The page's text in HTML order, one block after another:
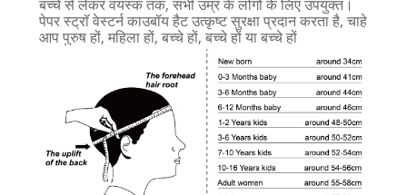
बच्चे से लेकर वयस्क तक, सभी उम्र के लोगों के लिए उपयुक्त।
पेपर स्ट्रॉ वेस्टर्न काउबॉय हैट उत्कृष्ट सुरक्षा प्रदान करता है, चाहे
आप पुरुष हों, महिला हों, बच्चे हों, बच्चे हों या बच्चे हों